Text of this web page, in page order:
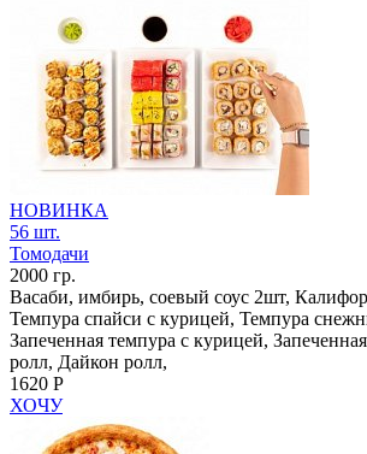
НОВИНКА
56 шт.
Томодачи
2000 гр.
Васаби, имбирь, соевый соус 2шт,
Темпура спайси с курицей, Темпура
Запеченная темпура с курицей,
ролл, Дайкон ролл,
1620 Р
ХОЧУ